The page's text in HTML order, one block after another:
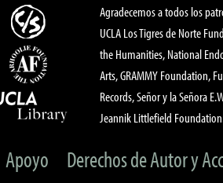
Agradecemos a todos los
UCLA Los Tigres de Norte
the Humanities, National
Arts, GRAMMY Foundation,
Records, Señor y la Señora
Jeannik Littlefield
Apoyo Derechos de Autor y